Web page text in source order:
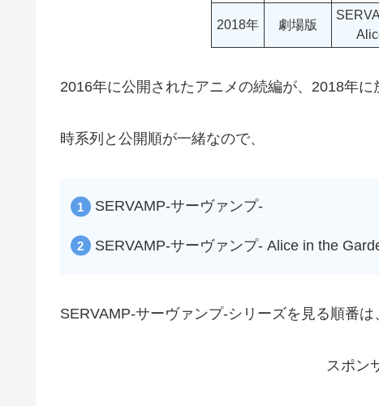
2018年 劇場版
2016年に公開されたアニメの続編が、2018年に
時系列と公開順が一緒なので、
SERVAMP-サーヴァンプ-
SERVAMP-サーヴァンプ- Alice in the
SERVAMP-サーヴァンプ-シリーズを見る順番
スポン